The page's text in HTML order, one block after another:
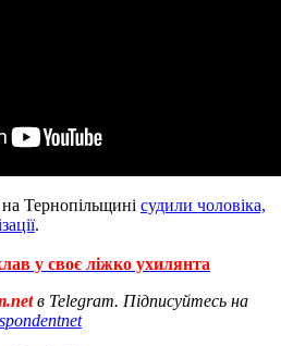
Тернопільщині судили чоловіка,
.
у своє ліжко ухилянта
в Telegram. Підписуйтесь на